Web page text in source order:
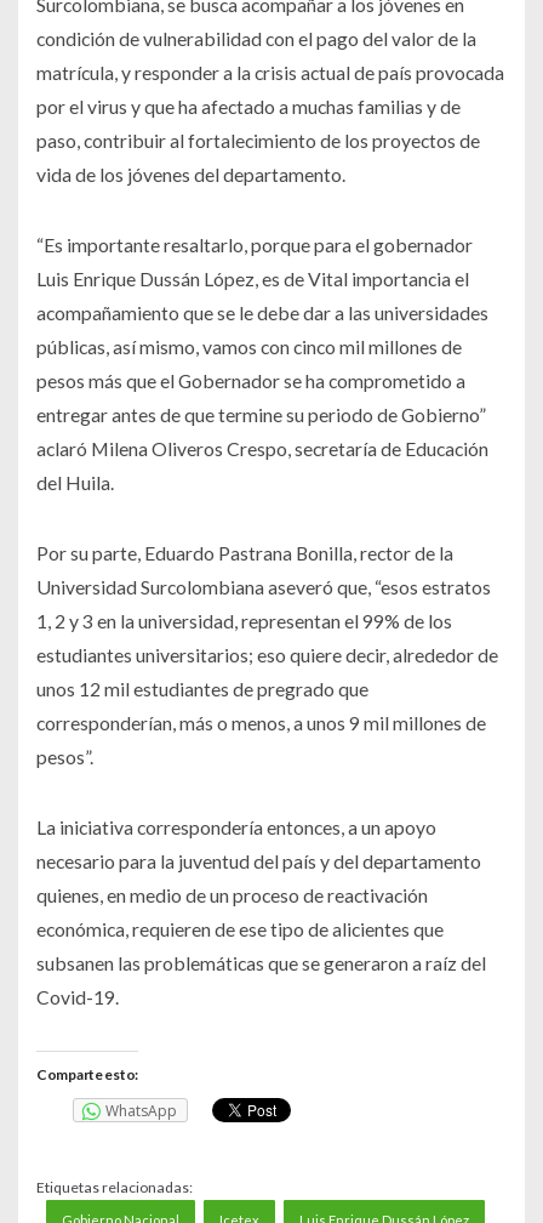
Surcolombiana, se busca acompañar a los jóvenes en
condición de vulnerabilidad con el pago del valor de la
matrícula, y responder a la crisis actual de país provocada
por el virus y que ha afectado a muchas familias y de
paso, contribuir al fortalecimiento de los proyectos de
vida de los jóvenes del departamento.
“Es importante resaltarlo, porque para el gobernador
Luis Enrique Dussán López, es de Vital importancia el
acompañamiento que se le debe dar a las universidades
públicas, así mismo, vamos con cinco mil millones de
pesos más que el Gobernador se ha comprometido a
entregar antes de que termine su periodo de Gobierno”
aclaró Milena Oliveros Crespo, secretaría de Educación
del Huila.
Por su parte, Eduardo Pastrana Bonilla, rector de la
Universidad Surcolombiana aseveró que, “esos estratos
1, 2 y 3 en la universidad, representan el 99% de los
estudiantes universitarios; eso quiere decir, alrededor de
unos 12 mil estudiantes de pregrado que
corresponderían, más o menos, a unos 9 mil millones de
pesos”.
La iniciativa correspondería entonces, a un apoyo
necesario para la juventud del país y del departamento
quienes, en medio de un proceso de reactivación
económica, requieren de ese tipo de alicientes que
subsanen las problemáticas que se generaron a raíz del
Covid-19.
Comparte esto:
WhatsApp
Etiquetas relacionadas: